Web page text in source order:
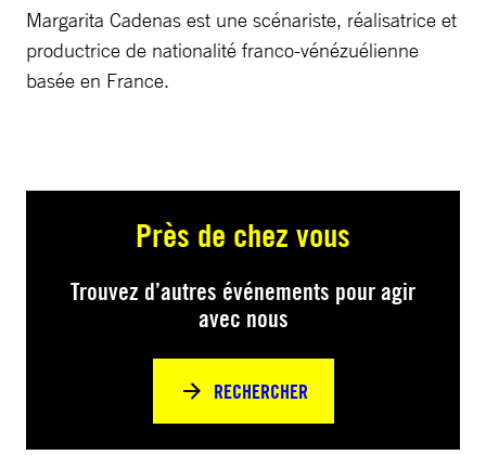
Margarita Cadenas est une scénariste, réalisatrice et
productrice de nationalité franco-vénézuélienne
basée en France.
Près de chez vous
Trouvez d’autres événements pour agir
avec nous
RECHERCHER